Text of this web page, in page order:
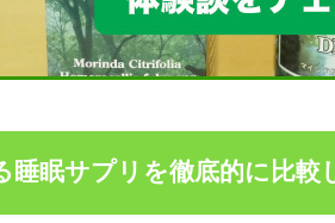
睡眠サプリを徹底的に比較